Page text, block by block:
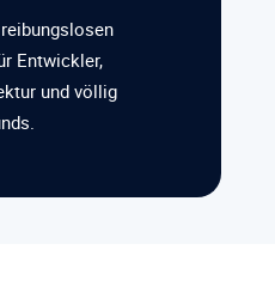
Entwickler,
und völlig